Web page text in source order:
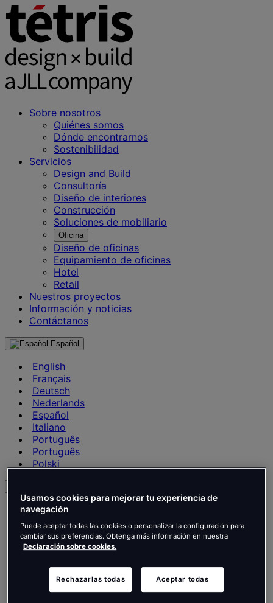
Sobre nosotros
Quiénes somos
Dónde encontrarnos
Sostenibilidad
Servicios
Design and Build
Consultoría
Diseño de interiores
Construcción
Soluciones de mobiliario
Oficina
Diseño de oficinas
Equipamiento de oficinas
Hotel
Retail
Nuestros proyectos
Información y noticias
Contáctanos
Español
English
Français
Deutsch
Nederlands
Español
Italiano
Português
Português
Polski
English
Français
Deutsch
Nederlands
Italiano
Português
Português
Usamos cookies para mejorar tu experiencia de
navegación
Puede aceptar todas las cookies o personalizar la configuración para
cambiar sus preferencias. Obtenga más información en nuestra
Declaración sobre cookies.
Rechazarlas todas Aceptar todas